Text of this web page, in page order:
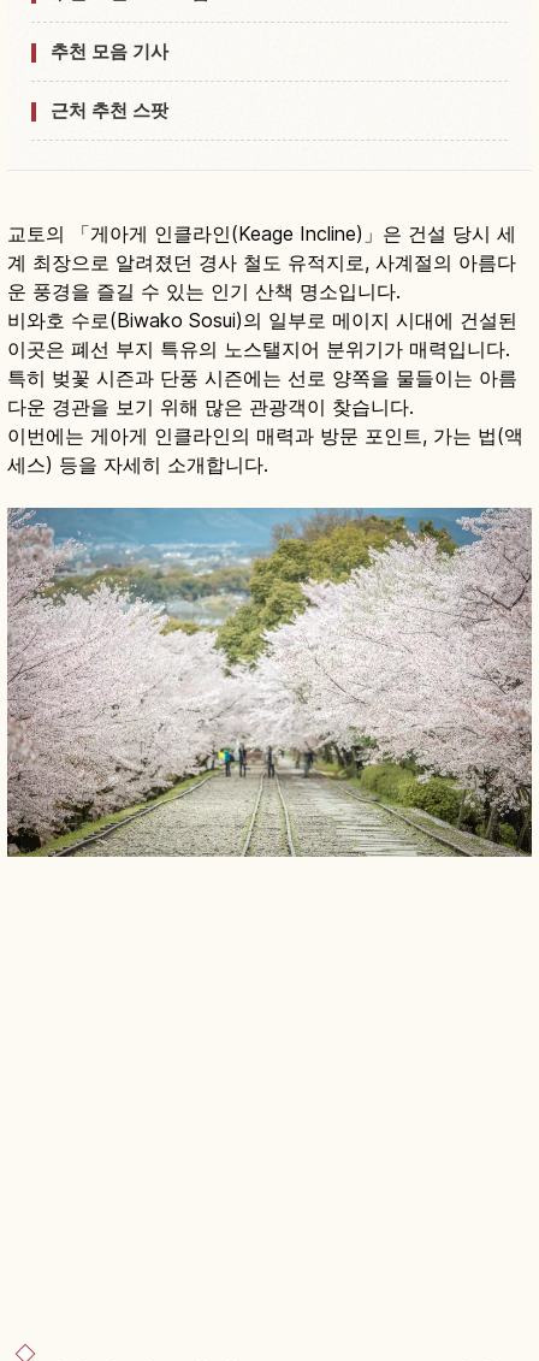
추천 모음 기사
근처 추천 스팟
교토의 「게아게 인클라인(Keage Incline)」은 건설 당시 세
계 최장으로 알려졌던 경사 철도 유적지로, 사계절의 아름다
운 풍경을 즐길 수 있는 인기 산책 명소입니다.
비와호 수로(Biwako Sosui)의 일부로 메이지 시대에 건설된
이곳은 폐선 부지 특유의 노스탤지어 분위기가 매력입니다.
특히 벚꽃 시즌과 단풍 시즌에는 선로 양쪽을 물들이는 아름
다운 경관을 보기 위해 많은 관광객이 찾습니다.
이번에는 게아게 인클라인의 매력과 방문 포인트, 가는 법(액
세스) 등을 자세히 소개합니다.